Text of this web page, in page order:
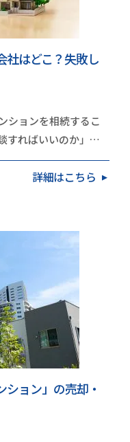
社はどこ？失敗し
ションを相続するこ
すればいいのか」と
したいという思い…
詳細はこちら
ョン」の売却・